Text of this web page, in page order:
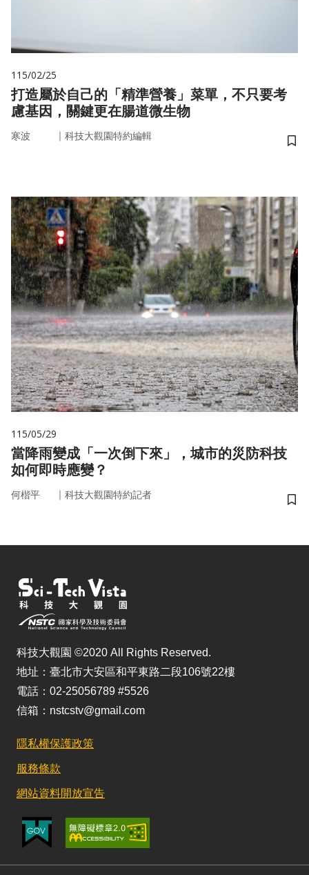
115/02/25
打造屬於自己的「精準營養」菜單，不只要考
慮基因，關鍵更在腸道微生物
寒波 ｜ 科技大觀園特約編輯
儲
115/05/29
當降雨變成「一次倒下來」，城市的災防科技
如何即時應變？
何楷平 ｜ 科技大觀園特約記者
儲
科技大觀園 ©2020 All Rights Reserved.
地址：臺北市大安區和平東路二段106號22樓
電話：02-25056789 #5526
信箱：nstcstv@gmail.com
隱私權保護政策
服務條款
網站資料開放宣告